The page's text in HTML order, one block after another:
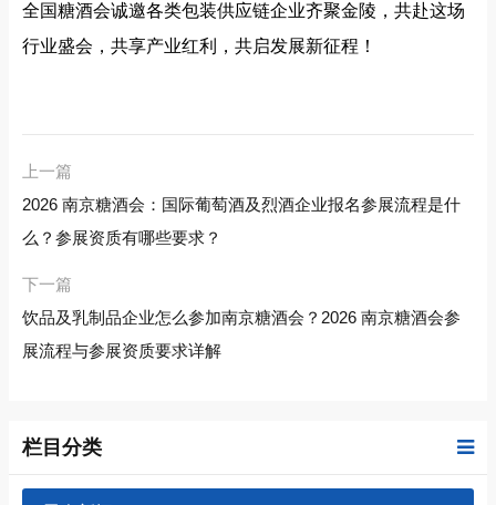
全国糖酒会诚邀各类包装供应链企业齐聚金陵，共赴这场
行业盛会，共享产业红利，共启发展新征程！
上一篇
2026 南京糖酒会：国际葡萄酒及烈酒企业报名参展流程是什
么？参展资质有哪些要求？
下一篇
饮品及乳制品企业怎么参加南京糖酒会？2026 南京糖酒会参
展流程与参展资质要求详解
栏目分类